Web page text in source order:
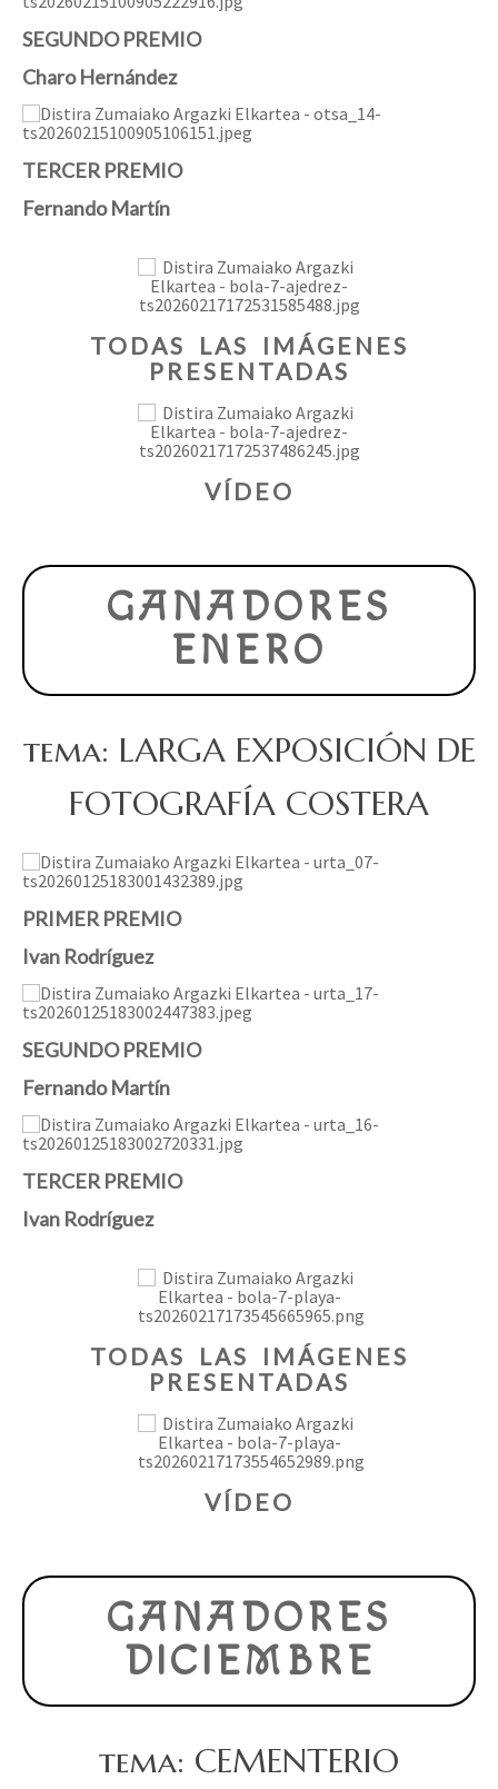
SEGUNDO PREMIO
Charo Hernández
TERCER PREMIO
Fernando Martín
TODAS LAS IMÁGENES
PRESENTADAS
VÍDEO
GANADORES
ENERO
tema: LARGA EXPOSICIÓN DE
FOTOGRAFÍA COSTERA
PRIMER PREMIO
Ivan Rodríguez
SEGUNDO PREMIO
Fernando Martín
TERCER PREMIO
Ivan Rodríguez
TODAS LAS IMÁGENES
PRESENTADAS
VÍDEO
GANADORES
DICIEMBRE
tema: CEMENTERIO